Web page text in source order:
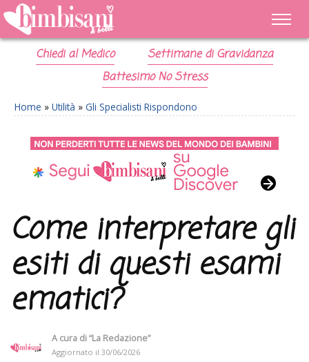
Chiedi al Medico
Settimane di Gravidanza
Battesimo No Stress
Home » Utilità » Gli Specialisti Rispondono
Come interpretare gli
esiti di questi esami
ematici?
A cura di“La Redazione”
Aggiornato il 30/06/2026